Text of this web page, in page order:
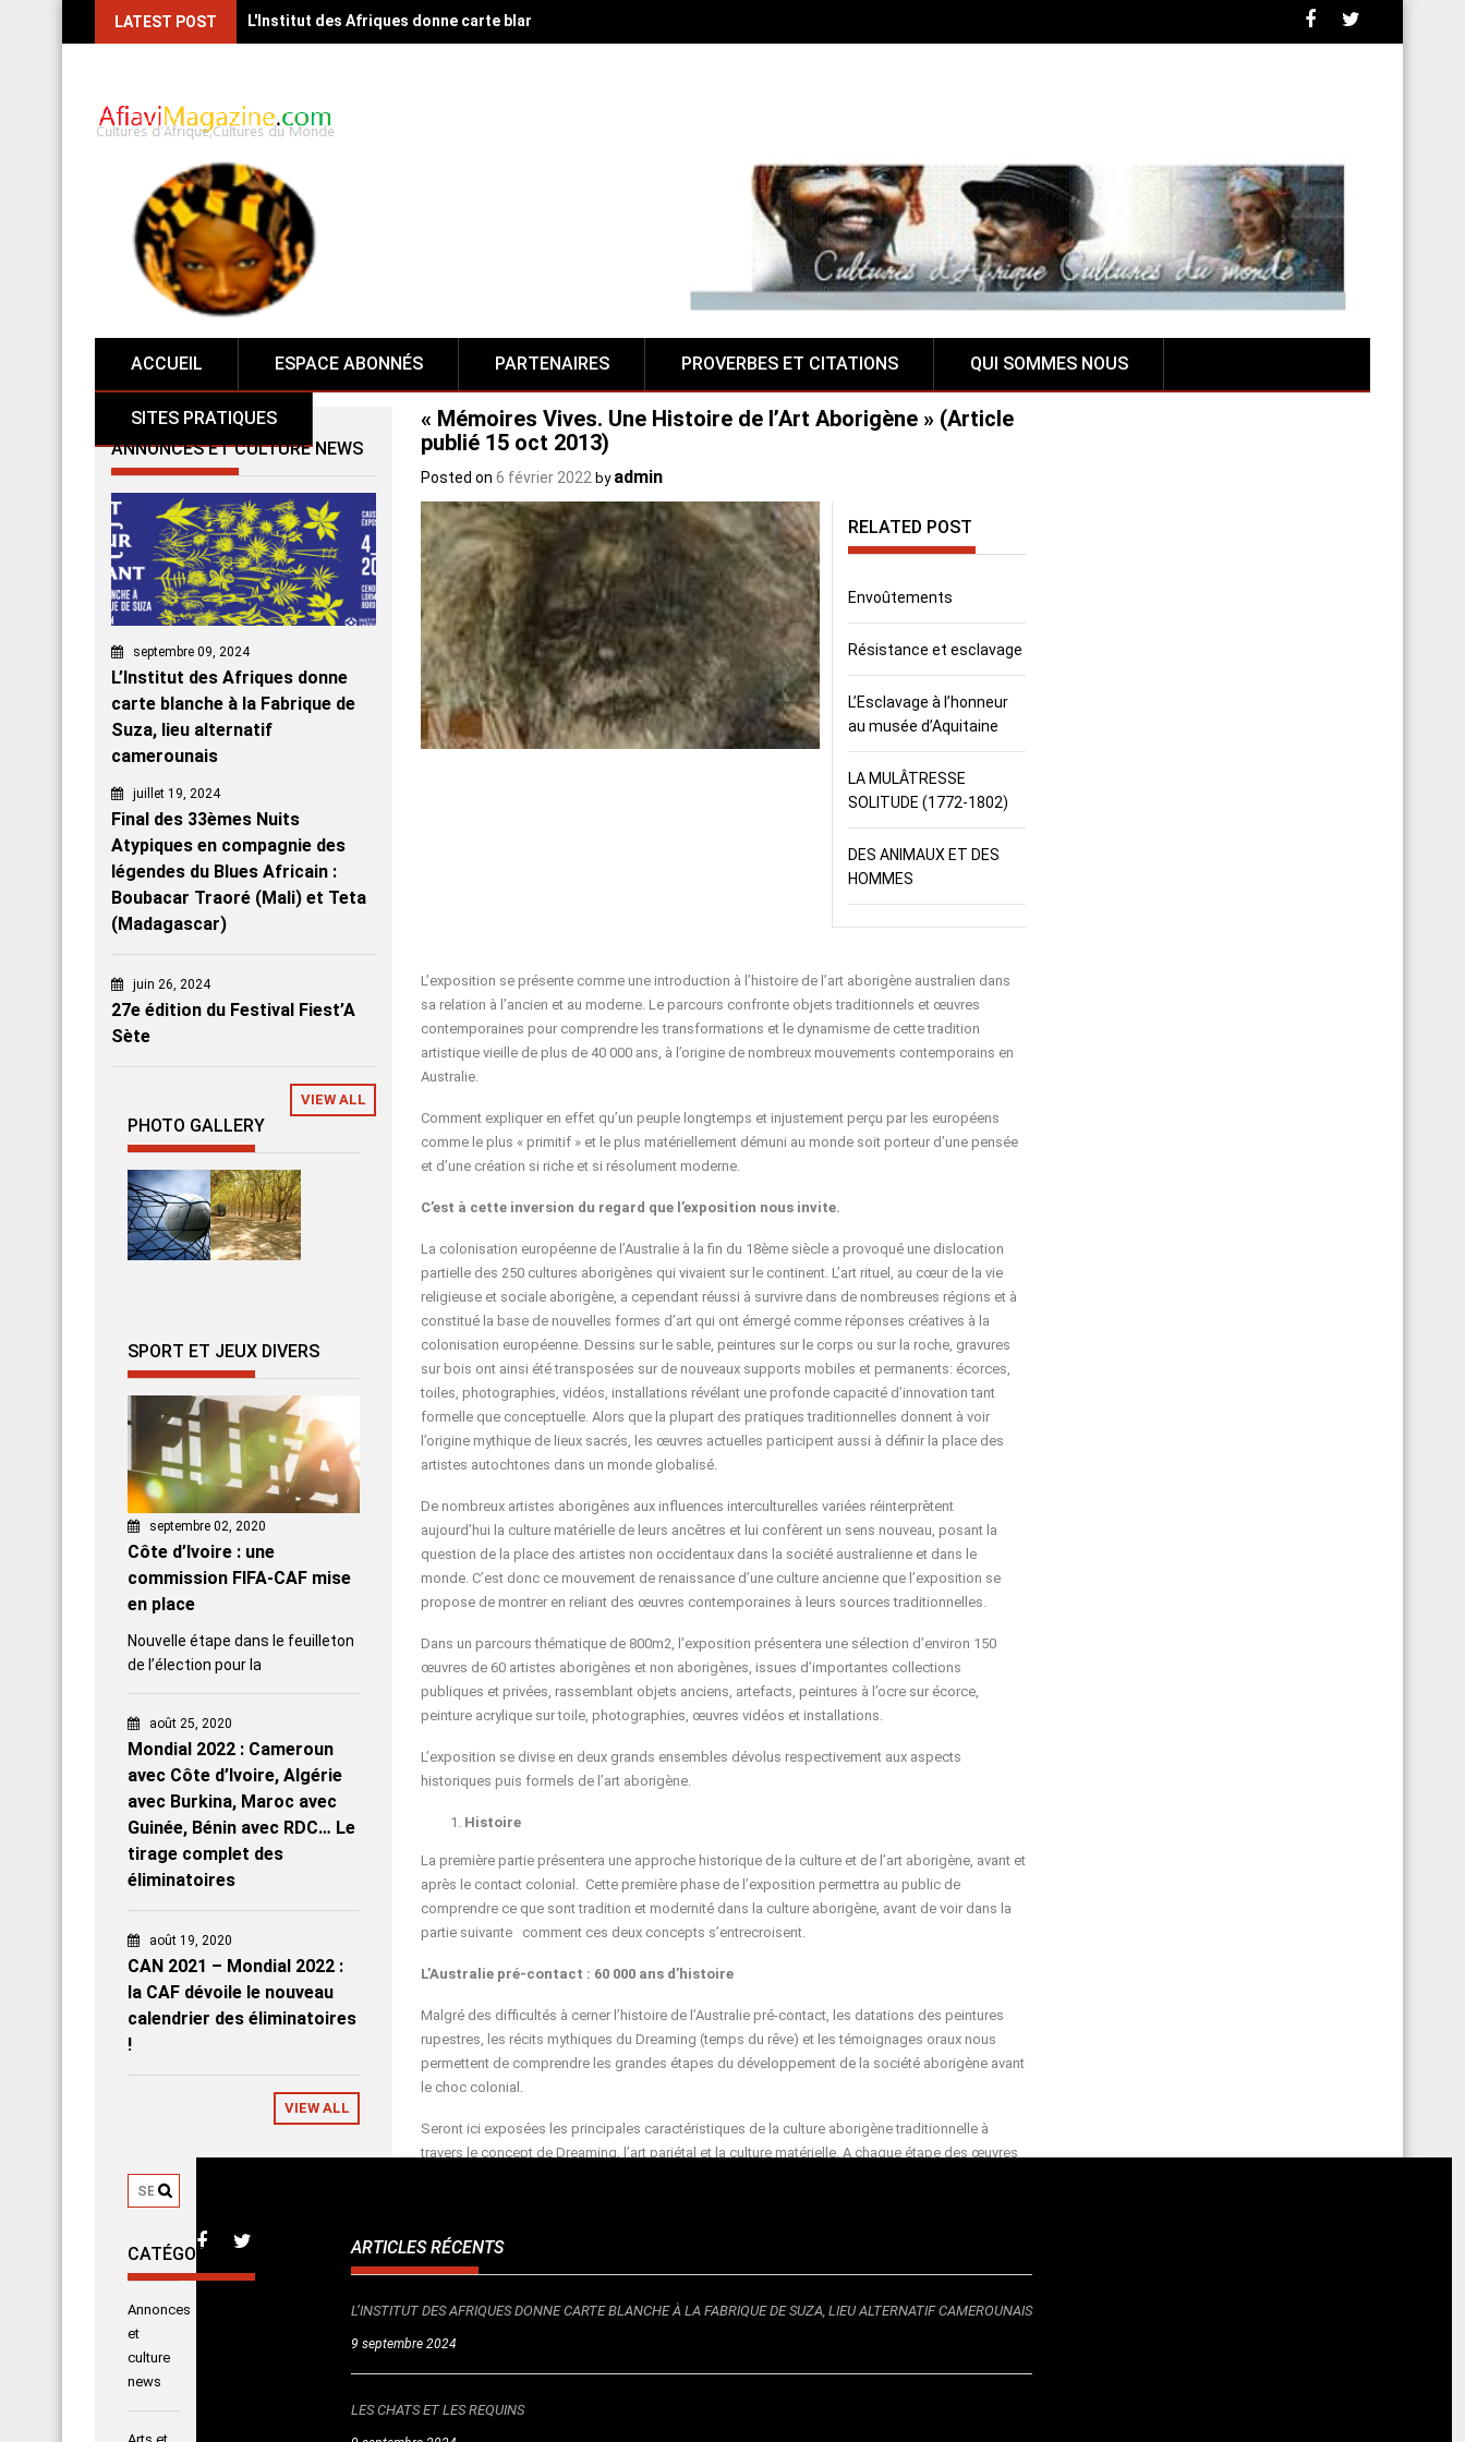
LATEST POST L'Institut des Afriques donne carte blanche à la Fabrique de Suza, lieu alternatif camerounais
ACCUEIL ESPACE ABONNÉS PARTENAIRES PROVERBES ET CITATIONS QUI SOMMES NOUS
SITES PRATIQUES
« Mémoires Vives. Une Histoire de l’Art Aborigène » (Article
publié 15 oct 2013)
Posted on 6 février 2022 by admin
RELATED POST
Envoûtements
Résistance et esclavage
L’Esclavage à l’honneur
au musée d’Aquitaine
LA MULÂTRESSE
SOLITUDE (1772-1802)
DES ANIMAUX ET DES
HOMMES
L’exposition se présente comme une introduction à l’histoire de l’art aborigène australien dans
sa relation à l’ancien et au moderne. Le parcours confronte objets traditionnels et œuvres
contemporaines pour comprendre les transformations et le dynamisme de cette tradition
artistique vieille de plus de 40 000 ans, à l’origine de nombreux mouvements contemporains en
Australie.
Comment expliquer en effet qu’un peuple longtemps et injustement perçu par les européens
comme le plus « primitif » et le plus matériellement démuni au monde soit porteur d’une pensée
et d’une création si riche et si résolument moderne.
C’est à cette inversion du regard que l’exposition nous invite.
La colonisation européenne de l’Australie à la fin du 18ème siècle a provoqué une dislocation
partielle des 250 cultures aborigènes qui vivaient sur le continent. L’art rituel, au cœur de la vie
religieuse et sociale aborigène, a cependant réussi à survivre dans de nombreuses régions et à
constitué la base de nouvelles formes d’art qui ont émergé comme réponses créatives à la
colonisation européenne. Dessins sur le sable, peintures sur le corps ou sur la roche, gravures
sur bois ont ainsi été transposées sur de nouveaux supports mobiles et permanents: écorces,
toiles, photographies, vidéos, installations révélant une profonde capacité d’innovation tant
formelle que conceptuelle. Alors que la plupart des pratiques traditionnelles donnent à voir
l’origine mythique de lieux sacrés, les œuvres actuelles participent aussi à définir la place des
artistes autochtones dans un monde globalisé.
De nombreux artistes aborigènes aux influences interculturelles variées réinterprètent
aujourd’hui la culture matérielle de leurs ancêtres et lui confèrent un sens nouveau, posant la
question de la place des artistes non occidentaux dans la société australienne et dans le
monde. C’est donc ce mouvement de renaissance d’une culture ancienne que l’exposition se
propose de montrer en reliant des œuvres contemporaines à leurs sources traditionnelles.
Dans un parcours thématique de 800m2, l’exposition présentera une sélection d’environ 150
œuvres de 60 artistes aborigènes et non aborigènes, issues d’importantes collections
publiques et privées, rassemblant objets anciens, artefacts, peintures à l’ocre sur écorce,
peinture acrylique sur toile, photographies, œuvres vidéos et installations.
L’exposition se divise en deux grands ensembles dévolus respectivement aux aspects
historiques puis formels de l’art aborigène.
Histoire
La première partie présentera une approche historique de la culture et de l’art aborigène, avant et
après le contact colonial. Cette première phase de l’exposition permettra au public de
comprendre ce que sont tradition et modernité dans la culture aborigène, avant de voir dans la
partie suivante comment ces deux concepts s’entrecroisent.
L’Australie pré-contact : 60 000 ans d’histoire
Malgré des difficultés à cerner l’histoire de l’Australie pré-contact, les datations des peintures
rupestres, les récits mythiques du Dreaming (temps du rêve) et les témoignages oraux nous
permettent de comprendre les grandes étapes du développement de la société aborigène avant
le choc colonial.
Seront ici exposées les principales caractéristiques de la culture aborigène traditionnelle à
travers le concept de Dreaming, l’art pariétal et la culture matérielle. A chaque étape des œuvres
Contact colonial : résistance et adaptation
Ici, le parcours s’attachera à détailler les grandes étapes de l’histoire coloniale australienne et
comme l’aboutissement de cette réponse culturelle à la colonisation. Des objets et œuvres
aborigènes du 19èmes siècle exposés à l’exposition universelle de Paris en 1867, les premières
ANNONCES ET CULTURE NEWS
septembre 09, 2024
L’Institut des Afriques donne
carte blanche à la Fabrique de
Suza, lieu alternatif
camerounais
juillet 19, 2024
Final des 33èmes Nuits
Atypiques en compagnie des
légendes du Blues Africain :
Boubacar Traoré (Mali) et Teta
(Madagascar)
juin 26, 2024
27e édition du Festival Fiest’A
Sète
VIEW ALL
PHOTO GALLERY
SPORT ET JEUX DIVERS
septembre 02, 2020
Côte d’Ivoire : une
commission FIFA-CAF mise
en place
Nouvelle étape dans le feuilleton
de l’élection pour la
août 25, 2020
Mondial 2022 : Cameroun
avec Côte d’Ivoire, Algérie
avec Burkina, Maroc avec
Guinée, Bénin avec RDC… Le
tirage complet des
éliminatoires
août 19, 2020
CAN 2021 – Mondial 2022 :
la CAF dévoile le nouveau
calendrier des éliminatoires
!
VIEW ALL
CATÉGORIES
Annonces
et
culture
news
ARTICLES RÉCENTS
L’INSTITUT DES AFRIQUES DONNE CARTE BLANCHE À LA FABRIQUE DE SUZA, LIEU ALTERNATIF CAMEROUNAIS
9 septembre 2024
LES CHATS ET LES REQUINS